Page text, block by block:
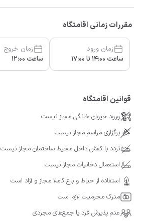
مقررات زمانی اقامتگاه
زمان ورود
ساعت 14:00 تا 17:00
زمان خروج
ساعت 12:00
قوانین اقامتگاه
ورود حیوان خانگی مجاز نیست
برگزاری مراسم مجاز نیست
تردد با کفش داخل محیط ساختمان مجاز نیست
استعمال دخانیات مجاز نیست
استفاده از حیاط و باغ کاملا مجاز و آزاد است
مدرک محرمیت لازم است
عدم پذیرش فرد یا جمع‌های مجردی